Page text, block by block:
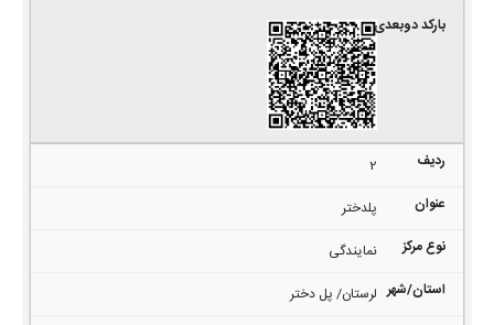
2
پلدختر
نمایندگی
لرستان/ پل دختر